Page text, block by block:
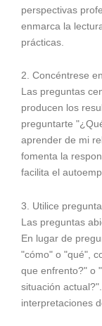
perspectivas
enmarca la
prácticas.
2. Concéntrese
Las preguntas
producen los
preguntarte
aprender de mi
fomenta la
facilita el
3. Utilice
Las preguntas
En lugar de
"cómo" o "qué",
que enfrento?" o
situación
interpretaciones